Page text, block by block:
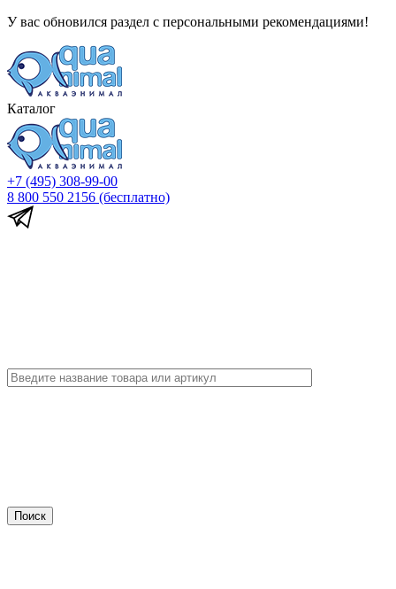
У вас обновился раздел с персональными рекомендациями!
Каталог
+7 (495) 308-99-00
8 800 550 2156 (бесплатно)